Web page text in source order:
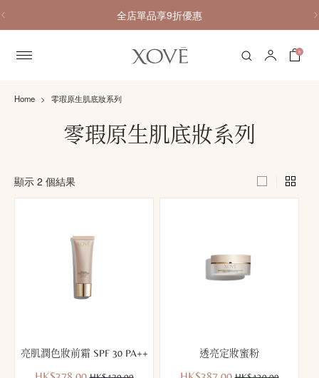
全店單品享9折優惠
0
Home 零瑕原生肌底妝系列
零瑕原生肌底妝系列
顯示 2 個結果
亮肌潤色妝前霜 SPF 30 PA++
優
價
透亮定妝蜜粉
優
價